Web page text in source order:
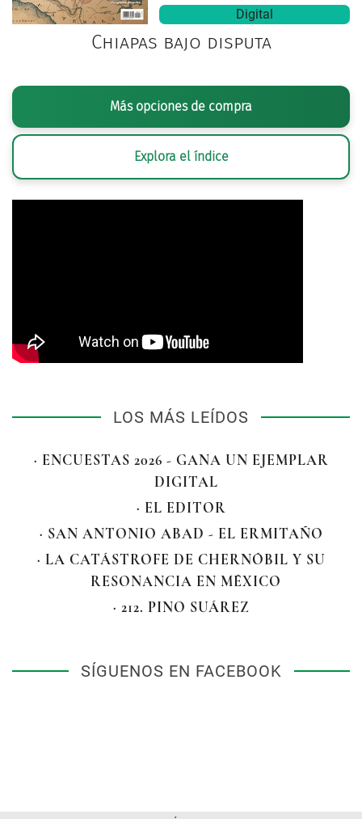
Digital
Chiapas bajo disputa
Más opciones de compra
Explora el índice
LOS MÁS LEÍDOS
· ENCUESTAS 2026 - GANA UN EJEMPLAR
DIGITAL
· EL EDITOR
· SAN ANTONIO ABAD - EL ERMITAÑO
· LA CATÁSTROFE DE CHERNÓBIL Y SU
RESONANCIA EN MÉXICO
· 212. PINO SUÁREZ
SÍGUENOS EN FACEBOOK